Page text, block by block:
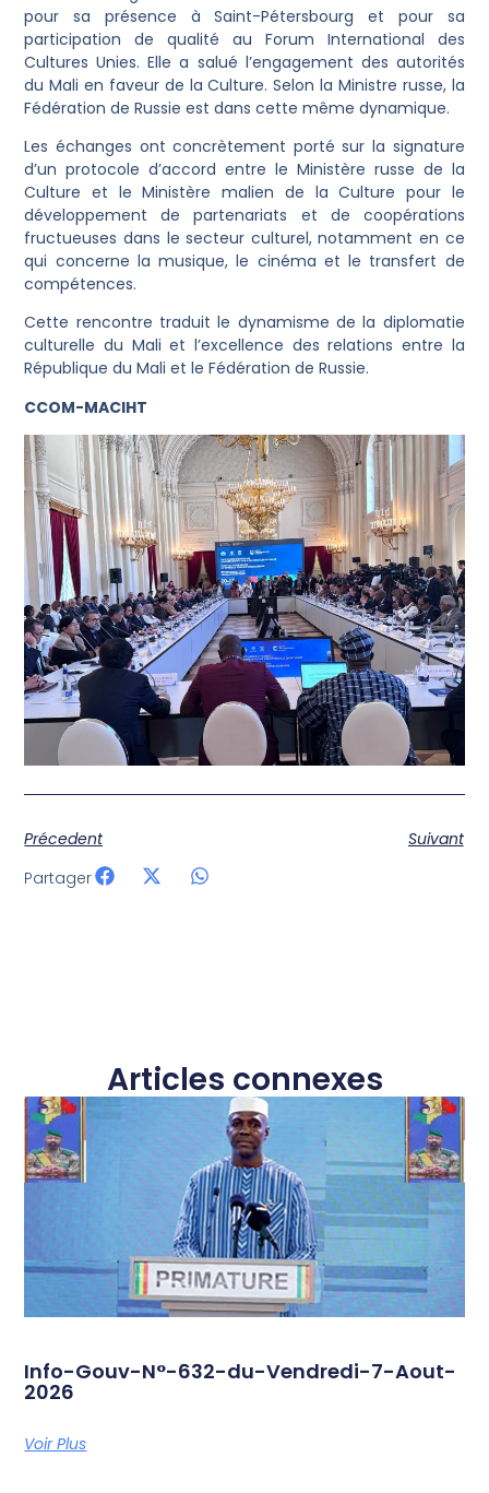
pour sa présence à Saint-Pétersbourg et pour sa
participation de qualité au Forum International des
Cultures Unies. Elle a salué l’engagement des autorités
du Mali en faveur de la Culture. Selon la Ministre russe, la
Fédération de Russie est dans cette même dynamique.
Les échanges ont concrètement porté sur la signature
d’un protocole d’accord entre le Ministère russe de la
Culture et le Ministère malien de la Culture pour le
développement de partenariats et de coopérations
fructueuses dans le secteur culturel, notamment en ce
qui concerne la musique, le cinéma et le transfert de
compétences.
Cette rencontre traduit le dynamisme de la diplomatie
culturelle du Mali et l’excellence des relations entre la
République du Mali et le Fédération de Russie.
CCOM-MACIHT
Précedent
Suivant
Partager
Articles connexes
Info-Gouv-N°-632-du-Vendredi-7-Aout-
2026
Voir Plus